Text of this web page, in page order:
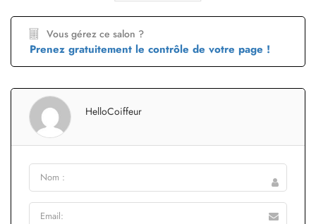
Vous gérez ce salon ?
Prenez gratuitement le contrôle de votre page !
HelloCoiffeur